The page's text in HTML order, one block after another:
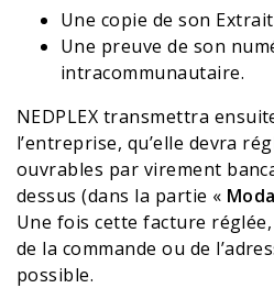
Une copie de son Extrait
Une preuve de son
intracommunautaire.
NEDPLEX transmettra
l’entreprise, qu’elle devra
ouvrables par virement
dessus (dans la partie «
Une fois cette facture
de la commande ou de
possible.